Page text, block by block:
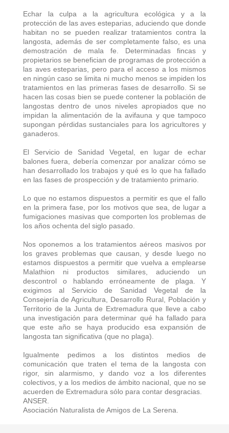
Echar la culpa a la agricultura ecológica y a la
protección de las aves esteparias, aduciendo que donde
habitan no se pueden realizar tratamientos contra la
langosta, además de ser completamente falso, es una
demostración de mala fe. Determinadas fincas y
propietarios se benefician de programas de protección a
las aves esteparias, pero para el acceso a los mismos
en ningún caso se limita ni mucho menos se impiden los
tratamientos en las primeras fases de desarrollo. Si se
hacen las cosas bien se puede contener la población de
langostas dentro de unos niveles apropiados que no
impidan la alimentación de la avifauna y que tampoco
supongan pérdidas sustanciales para los agricultores y
ganaderos.
El Servicio de Sanidad Vegetal, en lugar de echar
balones fuera, debería comenzar por analizar cómo se
han desarrollado los trabajos y qué es lo que ha fallado
en las fases de prospección y de tratamiento primario.
Lo que no estamos dispuestos a permitir es que el fallo
en la primera fase, por los motivos que sea, de lugar a
fumigaciones masivas que comporten los problemas de
los años ochenta del siglo pasado.
Nos oponemos a los tratamientos aéreos masivos por
los graves problemas que causan, y desde luego no
estamos dispuestos a permitir que vuelva a emplearse
Malathion ni productos similares, aduciendo un
descontrol o hablando erróneamente de plaga. Y
exigimos al Servicio de Sanidad Vegetal de la
Consejería de Agricultura, Desarrollo Rural, Población y
Territorio de la Junta de Extremadura que lleve a cabo
una investigación para determinar qué ha fallado para
que este año se haya producido esa expansión de
langosta tan significativa (que no plaga).
Igualmente pedimos a los distintos medios de
comunicación que traten el tema de la langosta con
rigor, sin alarmismo, y dando voz a los diferentes
colectivos, y a los medios de ámbito nacional, que no se
acuerden de Extremadura sólo para contar desgracias.
ANSER.
Asociación Naturalista de Amigos de La Serena.